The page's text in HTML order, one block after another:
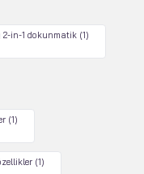
2-in-1 dokunmatik (1)
(1)
(1)